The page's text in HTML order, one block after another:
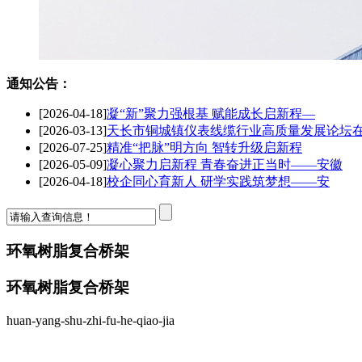
通知公告：
[2026-03-13]天长市铜城镇仪表线缆行业高质量发展论坛
[2026-07-25]精准“把脉”明方向 智转升级启新程
[2026-05-09]凝心聚力启新程 青春奋进正当时——安徽
[2026-04-18]校企同心育新人 研学实践筑梦想——安
[2026-04-18]凝“新”聚力强根基 赋能成长启新程—
环氧树脂复合桥架
环氧树脂复合桥架
huan-yang-shu-zhi-fu-he-qiao-jia